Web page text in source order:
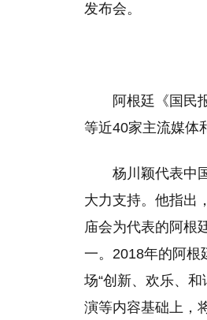
发布会。
阿根廷《国民
等近40家主流媒体
杨川颖代表中
大力支持。他指出
庙会为代表的阿根
一。2018年的阿根
场“创新、欢乐、
演等内容基础上，